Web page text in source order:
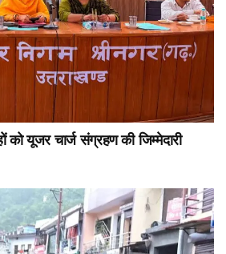
को यूजर चार्ज संग्रहण की जिम्मेदारी